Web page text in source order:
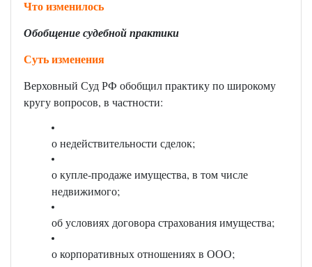
Что изменилось
Обобщение судебной практики
Суть изменения
Верховный Суд РФ обобщил практику по широкому
кругу вопросов, в частности:
о недействительности сделок;
о купле-продаже имущества, в том числе
недвижимого;
об условиях договора страхования имущества;
о корпоративных отношениях в ООО;